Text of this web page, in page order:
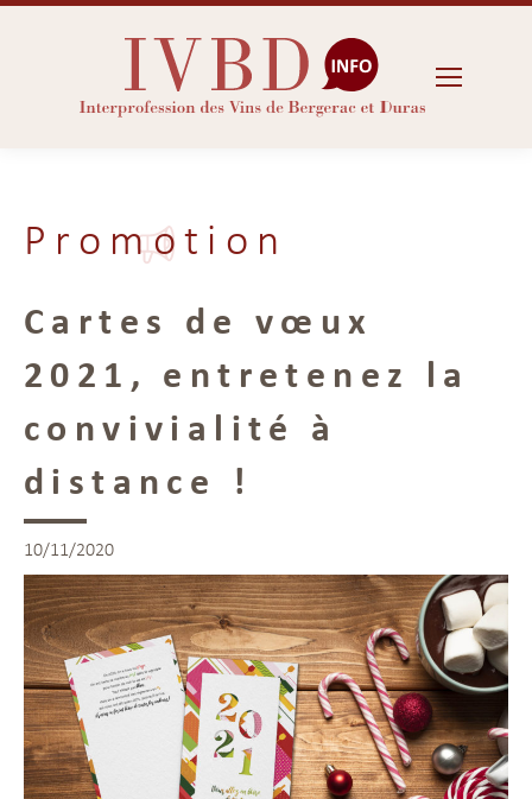
Promotion
Cartes de vœux
2021, entretenez la
convivialité à
distance !
10/11/2020